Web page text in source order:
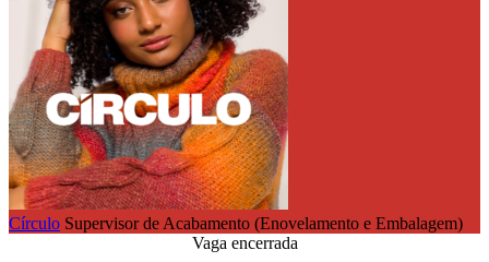
Círculo Supervisor de Acabamento (Enovelamento e Embalagem)
Vaga encerrada